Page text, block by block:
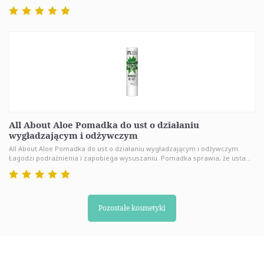
All About Aloe Pomadka do ust o działaniu
wygładzającym i odżywczym
All About Aloe Pomadka do ust o działaniu wygładzającym i odżywczym.
Łagodzi podrażnienia i zapobiega wysuszaniu. Pomadka sprawia, że usta...
Pozostałe kosmetyki